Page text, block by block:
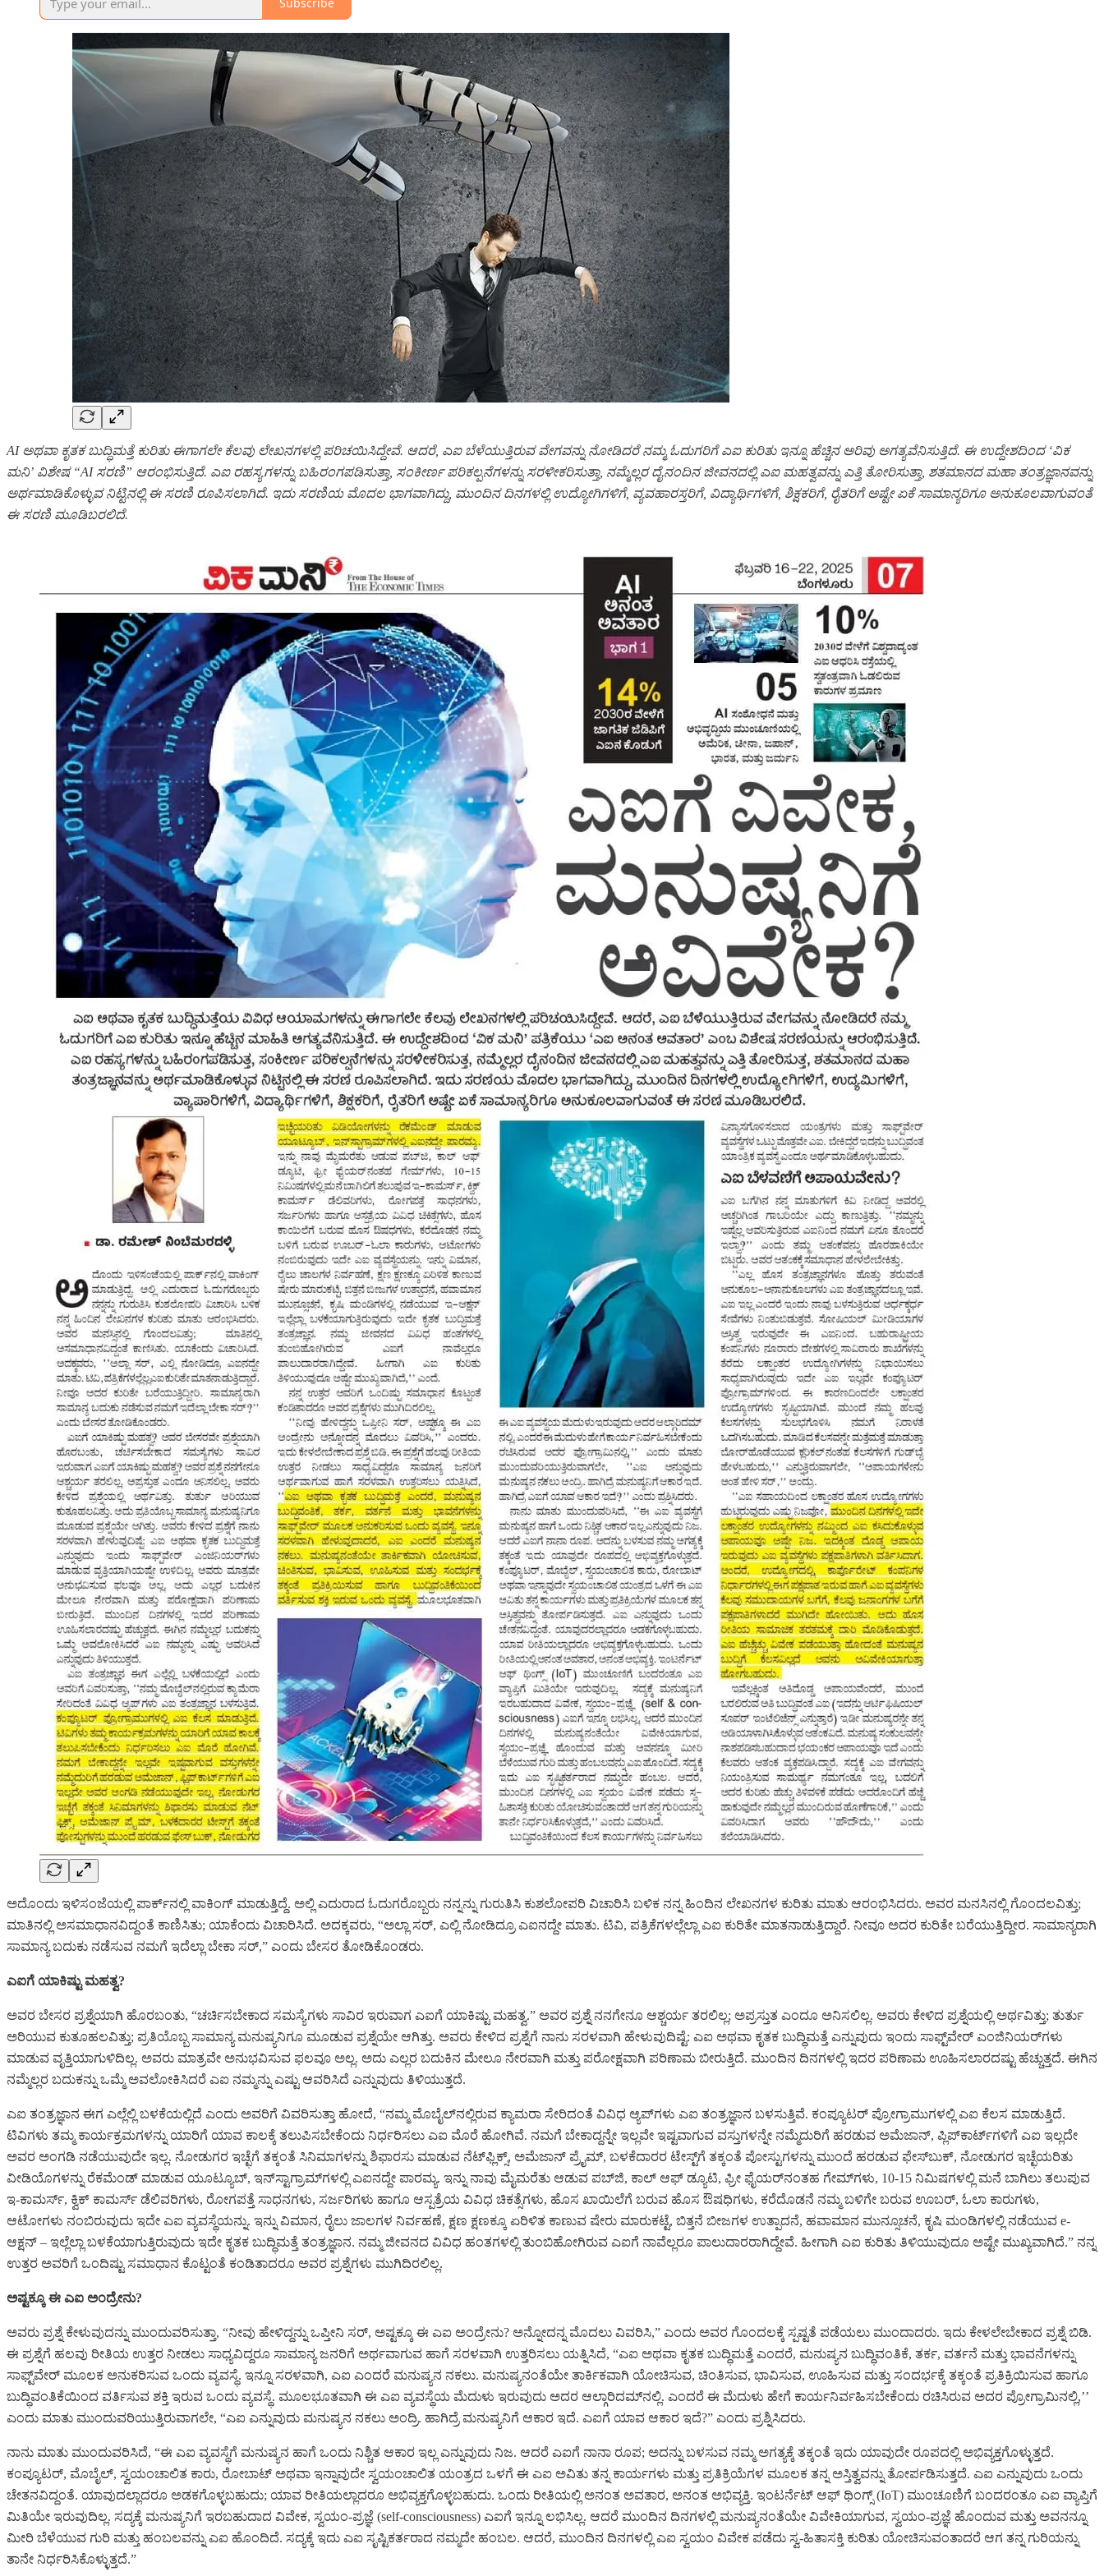
AI ಅಥವಾ ಕೃತಕ ಬುದ್ಧಿಮತ್ತೆ ಕುರಿತು ಈಗಾಗಲೇ ಕೆಲವು ಲೇಖನಗಳಲ್ಲಿ ಪರಿಚಯಿಸಿದ್ದೇವೆ. ಆದರೆ, ಎಐ ಬೆಳೆಯುತ್ತಿರುವ ವೇಗವನ್ನು ನೋಡಿದರೆ ನಮ್ಮ ಓದುಗರಿಗೆ ಎಐ ಕುರಿತು ಇನ್ನೂ ಹೆಚ್ಚಿನ ಅರಿವು ಅಗತ್ಯವೆನಿಸುತ್ತಿದೆ. ಈ ಉದ್ದೇಶದಿಂದ ‘ವಿಕ
ಮನಿ’ ವಿಶೇಷ “AI ಸರಣಿ” ಆರಂಭಿಸುತ್ತಿದೆ. ಎಐ ರಹಸ್ಯಗಳನ್ನು ಬಹಿರಂಗಪಡಿಸುತ್ತಾ, ಸಂಕೀರ್ಣ ಪರಿಕಲ್ಪನೆಗಳನ್ನು ಸರಳೀಕರಿಸುತ್ತಾ, ನಮ್ಮೆಲ್ಲರ ದೈನಂದಿನ ಜೀವನದಲ್ಲಿ ಎಐ ಮಹತ್ವವನ್ನು ಎತ್ತಿ ತೋರಿಸುತ್ತಾ, ಶತಮಾನದ ಮಹಾ ತಂತ್ರಜ್ಞಾನವನ್ನು
ಅರ್ಥಮಾಡಿಕೊಳ್ಳುವ ನಿಟ್ಟಿನಲ್ಲಿ ಈ ಸರಣಿ ರೂಪಿಸಲಾಗಿದೆ. ಇದು ಸರಣಿಯ ಮೊದಲ ಭಾಗವಾಗಿದ್ದು, ಮುಂದಿನ ದಿನಗಳಲ್ಲಿ ಉದ್ಯೋಗಿಗಳಿಗೆ, ವ್ಯವಹಾರಸ್ತರಿಗೆ, ವಿದ್ಯಾರ್ಥಿಗಳಿಗೆ, ಶಿಕ್ಷಕರಿಗೆ, ರೈತರಿಗೆ ಅಷ್ಟೇ ಏಕೆ ಸಾಮಾನ್ಯರಿಗೂ ಅನುಕೂಲವಾಗುವಂತೆ
ಈ ಸರಣಿ ಮೂಡಿಬರಲಿದೆ.
ಅದೊಂದು ಇಳಿಸಂಜೆಯಲ್ಲಿ ಪಾರ್ಕ್‌ನಲ್ಲಿ ವಾಕಿಂಗ್ ಮಾಡುತ್ತಿದ್ದೆ. ಅಲ್ಲಿ ಎದುರಾದ ಓದುಗರೊಬ್ಬರು ನನ್ನನ್ನು ಗುರುತಿಸಿ ಕುಶಲೋಪರಿ ವಿಚಾರಿಸಿ ಬಳಿಕ ನನ್ನ ಹಿಂದಿನ ಲೇಖನಗಳ ಕುರಿತು ಮಾತು ಆರಂಭಿಸಿದರು. ಅವರ ಮನಸಿನಲ್ಲಿ ಗೊಂದಲವಿತ್ತು;
ಮಾತಿನಲ್ಲಿ ಅಸಮಾಧಾನವಿದ್ದಂತೆ ಕಾಣಿಸಿತು; ಯಾಕೆಂದು ವಿಚಾರಿಸಿದೆ. ಅದಕ್ಕವರು, “ಅಲ್ಲಾ ಸರ್‌, ಎಲ್ಲಿ ನೋಡಿದ್ರೂ ಎಐನದ್ದೇ ಮಾತು. ಟಿವಿ, ಪತ್ರಿಕೆಗಳಲ್ಲೆಲ್ಲಾ ಎಐ ಕುರಿತೇ ಮಾತನಾಡುತ್ತಿದ್ದಾರೆ. ನೀವೂ ಅದರ ಕುರಿತೇ ಬರೆಯುತ್ತಿದ್ದೀರ. ಸಾಮಾನ್ಯರಾಗಿ
ಸಾಮಾನ್ಯ ಬದುಕು ನಡೆಸುವ ನಮಗೆ ಇದೆಲ್ಲಾ ಬೇಕಾ ಸರ್‌,” ಎಂದು ಬೇಸರ ತೋಡಿಕೊಂಡರು.
ಎಐಗೆ ಯಾಕಿಷ್ಟು ಮಹತ್ವ?
ಅವರ ಬೇಸರ ಪ್ರಶ್ನೆಯಾಗಿ ಹೊರಬಂತು, “ಚರ್ಚಿಸಬೇಕಾದ ಸಮಸ್ಯೆಗಳು ಸಾವಿರ ಇರುವಾಗ ಎಐಗೆ ಯಾಕಿಷ್ಟು ಮಹತ್ವ.” ಅವರ ಪ್ರಶ್ನೆ ನನಗೇನೂ ಆಶ್ಚರ್ಯ ತರಲಿಲ್ಲ; ಅಪ್ರಸ್ತುತ ಎಂದೂ ಅನಿಸಲಿಲ್ಲ. ಅವರು ಕೇಳಿದ ಪ್ರಶ್ನೆಯಲ್ಲಿ ಅರ್ಥವಿತ್ತು; ತುರ್ತು
ಅರಿಯುವ ಕುತೂಹಲವಿತ್ತು; ಪ್ರತಿಯೊಬ್ಬ ಸಾಮಾನ್ಯ ಮನುಷ್ಯನಿಗೂ ಮೂಡುವ ಪ್ರಶ್ನೆಯೇ ಆಗಿತ್ತು. ಅವರು ಕೇಳಿದ ಪ್ರಶ್ನೆಗೆ ನಾನು ಸರಳವಾಗಿ ಹೇಳುವುದಿಷ್ಟೆ: ಎಐ ಅಥವಾ ಕೃತಕ ಬುದ್ಧಿಮತ್ತೆ ಎನ್ನುವುದು ಇಂದು ಸಾಫ್ಟ್‌ವೇರ್‌ ಎಂಜಿನಿಯರ್‌ಗಳು
ಮಾಡುವ ವೃತ್ತಿಯಾಗುಳಿದಿಲ್ಲ. ಅವರು ಮಾತ್ರವೇ ಅನುಭವಿಸುವ ಫಲವೂ ಅಲ್ಲ. ಅದು ಎಲ್ಲರ ಬದುಕಿನ ಮೇಲೂ ನೇರವಾಗಿ ಮತ್ತು ಪರೋಕ್ಷವಾಗಿ ಪರಿಣಾಮ ಬೀರುತ್ತಿದೆ. ಮುಂದಿನ ದಿನಗಳಲ್ಲಿ ಇದರ ಪರಿಣಾಮ ಊಹಿಸಲಾರದಷ್ಟು ಹೆಚ್ಚುತ್ತದೆ. ಈಗಿನ
ನಮ್ಮೆಲ್ಲರ ಬದುಕನ್ನು ಒಮ್ಮೆ ಅವಲೋಕಿಸಿದರೆ ಎಐ ನಮ್ಮನ್ನು ಎಷ್ಟು ಆವರಿಸಿದೆ ಎನ್ನುವುದು ತಿಳಿಯುತ್ತದೆ.
ಎಐ ತಂತ್ರಜ್ಞಾನ ಈಗ ಎಲ್ಲೆಲ್ಲಿ ಬಳಕೆಯಲ್ಲಿದೆ ಎಂದು ಅವರಿಗೆ ವಿವರಿಸುತ್ತಾ ಹೋದೆ, “ನಮ್ಮ ಮೊಬೈಲ್‌ನಲ್ಲಿರುವ ಕ್ಯಾಮರಾ ಸೇರಿದಂತೆ ವಿವಿಧ ಆ್ಯಪ್‌ಗಳು ಎಐ ತಂತ್ರಜ್ಞಾನ ಬಳಸುತ್ತಿವೆ. ಕಂಪ್ಯೂಟರ್‌ ಪ್ರೋಗ್ರಾಮುಗಳಲ್ಲಿ ಎಐ ಕೆಲಸ ಮಾಡುತ್ತಿದೆ.
ಟಿವಿಗಳು ತಮ್ಮ ಕಾರ್ಯಕ್ರಮಗಳನ್ನು ಯಾರಿಗೆ ಯಾವ ಕಾಲಕ್ಕೆ ತಲುಪಿಸಬೇಕೆಂದು ನಿರ್ಧರಿಸಲು ಎಐ ಮೊರೆ ಹೋಗಿವೆ. ನಮಗೆ ಬೇಕಾದ್ದನ್ನೇ ಇಲ್ಲವೇ ಇಷ್ಟವಾಗುವ ವಸ್ತುಗಳನ್ನೇ ನಮ್ಮೆದುರಿಗೆ ಹರಡುವ ಅಮೆಜಾನ್‌, ಪ್ಲಿಪ್‌ಕಾರ್ಟ್‌ಗಳಿಗೆ ಎಐ ಇಲ್ಲದೇ
ಅವರ ಅಂಗಡಿ ನಡೆಯುವುದೇ ಇಲ್ಲ. ನೋಡುಗರ ಇಚ್ಛೆಗೆ ತಕ್ಕಂತೆ ಸಿನಿಮಾಗಳನ್ನು ಶಿಫಾರಸು ಮಾಡುವ ನೆಟ್‌ಫ್ಲಿಕ್ಸ್‌, ಅಮೆಜಾನ್‌ ಪ್ರೈಮ್‌, ಬಳಕೆದಾರರ ಟೇಸ್ಟ್‌ಗೆ ತಕ್ಕಂತೆ ಪೋಸ್ಟುಗಳನ್ನು ಮುಂದೆ ಹರಡುವ ಫೇಸ್‌ಬುಕ್‌, ನೋಡುಗರ ಇಚ್ಛೆಯರಿತು
ವೀಡಿಯೊಗಳನ್ನು ರೆಕಮೆಂಡ್‌ ಮಾಡುವ ಯೂಟ್ಯೂಬ್‌, ಇನ್‌ಸ್ಟಾಗ್ರಾಮ್‌ಗಳಲ್ಲಿ ಎಐನದ್ದೇ ಪಾರಮ್ಯ. ಇನ್ನು ನಾವು ಮೈಮರೆತು ಆಡುವ ಪಬ್‌ಜಿ, ಕಾಲ್‌ ಆಫ್‌ ಡ್ಯೂಟಿ, ಫ್ರೀ ಫೈಯರ್‌ನಂತಹ ಗೇಮ್‌ಗಳು, 10-15 ನಿಮಿಷಗಳಲ್ಲಿ ಮನೆ ಬಾಗಿಲು ತಲುಪುವ
ಇ-ಕಾಮರ್ಸ್‌, ಕ್ವಿಕ್‌ ಕಾಮರ್ಸ್‌ ಡೆಲಿವರಿಗಳು, ರೋಗಪತ್ತೆ ಸಾಧನಗಳು, ಸರ್ಜರಿಗಳು ಹಾಗೂ ಆಸ್ಪತ್ರೆಯ ವಿವಿಧ ಚಿಕತ್ಸೆಗಳು, ಹೊಸ ಖಾಯಿಲೆಗೆ ಬರುವ ಹೊಸ ಔಷಧಿಗಳು, ಕರೆದೊಡನೆ ನಮ್ಮ ಬಳಿಗೇ ಬರುವ ಊಬರ್, ಓಲಾ ಕಾರುಗಳು,
ಆಟೋಗಳು ನಂಬಿರುವುದು ಇದೇ ಎಐ ವ್ಯವಸ್ಥೆಯನ್ನು. ಇನ್ನು ವಿಮಾನ, ರೈಲು ಜಾಲಗಳ ನಿರ್ವಹಣೆ, ಕ್ಷಣ ಕ್ಷಣಕ್ಕೂ ಏರಿಳಿತ ಕಾಣುವ ಷೇರು ಮಾರುಕಟ್ಟೆ, ಬಿತ್ತನೆ ಬೀಜಗಳ ಉತ್ಪಾದನೆ, ಹವಾಮಾನ ಮುನ್ಸೂಚನೆ, ಕೃಷಿ ಮಂಡಿಗಳಲ್ಲಿ ನಡೆಯುವ e-
ಆಕ್ಷನ್‌ – ಇಲ್ಲೆಲ್ಲಾ ಬಳಕೆಯಾಗುತ್ತಿರುವುದು ಇದೇ ಕೃತಕ ಬುದ್ಧಿಮತ್ತೆ ತಂತ್ರಜ್ಞಾನ. ನಮ್ಮ ಜೀವನದ ವಿವಿಧ ಹಂತಗಳಲ್ಲಿ ತುಂಬಿಹೋಗಿರುವ ಎಐಗೆ ನಾವೆಲ್ಲರೂ ಪಾಲುದಾರರಾಗಿದ್ದೇವೆ. ಹೀಗಾಗಿ ಎಐ ಕುರಿತು ತಿಳಿಯುವುದೂ ಅಷ್ಟೇ ಮುಖ್ಯವಾಗಿದೆ.” ನನ್ನ
ಉತ್ತರ ಅವರಿಗೆ ಒಂದಿಷ್ಟು ಸಮಾಧಾನ ಕೊಟ್ಟಂತೆ ಕಂಡಿತಾದರೂ ಅವರ ಪ್ರಶ್ನೆಗಳು ಮುಗಿದಿರಲಿಲ್ಲ.
ಅಷ್ಟಕ್ಕೂ ಈ ಎಐ ಅಂದ್ರೇನು?
ಅವರು ಪ್ರಶ್ನೆ ಕೇಳುವುದನ್ನು ಮುಂದುವರಿಸುತ್ತಾ, “ನೀವು ಹೇಳಿದ್ದನ್ನು ಒಪ್ತೀನಿ ಸರ್‌, ಅಷ್ಟಕ್ಕೂ ಈ ಎಐ ಅಂದ್ರೇನು? ಅನ್ನೋದನ್ನ ಮೊದಲು ವಿವರಿಸಿ,” ಎಂದು ಅವರ ಗೊಂದಲಕ್ಕೆ ಸ್ಪಷ್ಟತೆ ಪಡೆಯಲು ಮುಂದಾದರು. ಇದು ಕೇಳಲೇಬೇಕಾದ ಪ್ರಶ್ನೆ ಬಿಡಿ.
ಈ ಪ್ರಶ್ನೆಗೆ ಹಲವು ರೀತಿಯ ಉತ್ತರ ನೀಡಲು ಸಾಧ್ಯವಿದ್ದರೂ ಸಾಮಾನ್ಯ ಜನರಿಗೆ ಅರ್ಥವಾಗುವ ಹಾಗೆ ಸರಳವಾಗಿ ಉತ್ತರಿಸಲು ಯತ್ನಿಸಿದೆ, “ಎಐ ಅಥವಾ ಕೃತಕ ಬುದ್ಧಿಮತ್ತೆ ಎಂದರೆ, ಮನುಷ್ಯನ ಬುದ್ಧಿವಂತಿಕೆ, ತರ್ಕ, ವರ್ತನೆ ಮತ್ತು ಭಾವನೆಗಳನ್ನು
ಸಾಫ್ಟ್‌ವೇರ್‌ ಮೂಲಕ ಅನುಕರಿಸುವ ಒಂದು ವ್ಯವಸ್ಥೆ. ಇನ್ನೂ ಸರಳವಾಗಿ, ಎಐ ಎಂದರೆ ಮನುಷ್ಯನ ನಕಲು. ಮನುಷ್ಯನಂತೆಯೇ ತಾರ್ಕಿಕವಾಗಿ ಯೋಚಿಸುವ, ಚಿಂತಿಸುವ, ಭಾವಿಸುವ, ಊಹಿಸುವ ಮತ್ತು ಸಂದರ್ಭಕ್ಕೆ ತಕ್ಕಂತೆ ಪ್ರತಿಕ್ರಿಯಿಸುವ ಹಾಗೂ
ಬುದ್ಧಿವಂತಿಕೆಯಿಂದ ವರ್ತಿಸುವ ಶಕ್ತಿ ಇರುವ ಒಂದು ವ್ಯವಸ್ಥೆ. ಮೂಲಭೂತವಾಗಿ ಈ ಎಐ ವ್ಯವಸ್ಥೆಯ ಮೆದುಳು ಇರುವುದು ಅದರ ಆಲ್ಗಾರಿದಮ್‌ನಲ್ಲಿ. ಎಂದರೆ ಈ ಮೆದುಳು ಹೇಗೆ ಕಾರ್ಯನಿರ್ವಹಿಸಬೇಕೆಂದು ರಚಿಸಿರುವ ಅದರ ಪ್ರೋಗ್ರಾಮಿನಲ್ಲಿ,’’
ಎಂದು ಮಾತು ಮುಂದುವರಿಯುತ್ತಿರುವಾಗಲೇ, “ಎಐ ಎನ್ನುವುದು ಮನುಷ್ಯನ ನಕಲು ಅಂದ್ರಿ. ಹಾಗಿದ್ರೆ ಮನುಷ್ಯನಿಗೆ ಆಕಾರ ಇದೆ. ಎಐಗೆ ಯಾವ ಆಕಾರ ಇದೆ?” ಎಂದು ಪ್ರಶ್ನಿಸಿದರು.
ನಾನು ಮಾತು ಮುಂದುವರಿಸಿದೆ, “ಈ ಎಐ ವ್ಯವಸ್ಥೆಗೆ ಮನುಷ್ಯನ ಹಾಗೆ ಒಂದು ನಿಶ್ಚಿತ ಆಕಾರ ಇಲ್ಲ ಎನ್ನುವುದು ನಿಜ. ಆದರೆ ಎಐಗೆ ನಾನಾ ರೂಪ; ಅದನ್ನು ಬಳಸುವ ನಮ್ಮ ಅಗತ್ಯಕ್ಕೆ ತಕ್ಕಂತೆ ಇದು ಯಾವುದೇ ರೂಪದಲ್ಲಿ ಅಭಿವ್ಯಕ್ತಗೊಳ್ಳುತ್ತದೆ.
ಕಂಪ್ಯೂಟರ್‌, ಮೊಬೈಲ್‌, ಸ್ವಯಂಚಾಲಿತ ಕಾರು, ರೋಬಾಟ್‌ ಅಥವಾ ಇನ್ನಾವುದೇ ಸ್ವಯಂಚಾಲಿತ ಯಂತ್ರದ ಒಳಗೆ ಈ ಎಐ ಅವಿತು ತನ್ನ ಕಾರ್ಯಗಳು ಮತ್ತು ಪ್ರತಿಕ್ರಿಯೆಗಳ ಮೂಲಕ ತನ್ನ ಅಸ್ತಿತ್ವವನ್ನು ತೋರ್ಪಡಿಸುತ್ತದೆ. ಎಐ ಎನ್ನುವುದು ಒಂದು
ಚೇತನವಿದ್ದಂತೆ. ಯಾವುದಲ್ಲಾದರೂ ಅಡಕಗೊಳ್ಳಬಹುದು; ಯಾವ ರೀತಿಯಲ್ಲಾದರೂ ಅಭಿವ್ಯಕ್ತಗೊಳ್ಳಬಹುದು. ಒಂದು ರೀತಿಯಲ್ಲಿ ಅನಂತ ಅವತಾರ, ಅನಂತ ಅಭಿವ್ಯಕ್ತಿ. ಇಂಟರ್ನೆಟ್‌ ಆಫ್‌ ಥಿಂಗ್ಸ್‌ (IoT) ಮುಂಚೂಣಿಗೆ ಬಂದರಂತೂ ಎಐ ವ್ಯಾಪ್ತಿಗೆ
ಮಿತಿಯೇ ಇರುವುದಿಲ್ಲ. ಸದ್ಯಕ್ಕೆ ಮನುಷ್ಯನಿಗೆ ಇರಬಹುದಾದ ವಿವೇಕ, ಸ್ವಯಂ-ಪ್ರಜ್ಞೆ (self-consciousness) ಎಐಗೆ ಇನ್ನೂ ಲಭಿಸಿಲ್ಲ. ಆದರೆ ಮುಂದಿನ ದಿನಗಳಲ್ಲಿ ಮನುಷ್ಯನಂತೆಯೇ ವಿವೇಕಿಯಾಗುವ, ಸ್ವಯಂ-ಪ್ರಜ್ಞೆ ಹೊಂದುವ ಮತ್ತು ಅವನನ್ನೂ
ಮೀರಿ ಬೆಳೆಯುವ ಗುರಿ ಮತ್ತು ಹಂಬಲವನ್ನು ಎಐ ಹೊಂದಿದೆ. ಸದ್ಯಕ್ಕೆ ಇದು ಎಐ ಸೃಷ್ಟಿಕರ್ತರಾದ ನಮ್ಮದೇ ಹಂಬಲ. ಆದರೆ, ಮುಂದಿನ ದಿನಗಳಲ್ಲಿ ಎಐ ಸ್ವಯಂ ವಿವೇಕ ಪಡೆದು ಸ್ವ-ಹಿತಾಸಕ್ತಿ ಕುರಿತು ಯೋಚಿಸುವಂತಾದರೆ ಆಗ ತನ್ನ ಗುರಿಯನ್ನು
ತಾನೇ ನಿರ್ಧರಿಸಿಕೊಳ್ಳುತ್ತದೆ.”